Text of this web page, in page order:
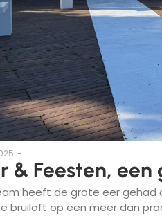
-
& Feesten,
heeft de grote eer gehad
bruiloft op een meer dan